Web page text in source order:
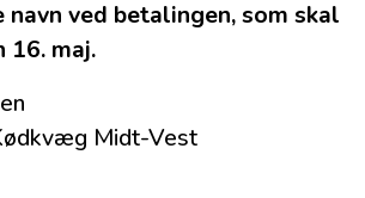
navn ved betalingen, som skal
16. maj.
Midt-Vest